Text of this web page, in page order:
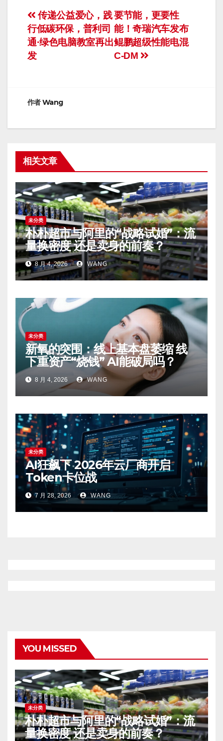
文
章
导
要节能，更要性
能！奇瑞汽车发布
鲲鹏超级性能电混
C-DM
传递公益爱心，践
行低碳环保，普利司
通·绿色电脑教室再出
发
作者Wang
相关文章
未分类
朴朴超市与阿里的“战略试婚”：流
量换密度 还是卖身的前奏？
8 月 4, 2026 WANG
未分类
新氧的突围：线上基本盘萎缩 线
下重资产“烧钱” AI能破局吗？
8 月 4, 2026 WANG
未分类
AI狂飙下 2026年云厂商开启
Token卡位战
7 月 28, 2026 WANG
YOU MISSED
未分类
朴朴超市与阿里的“战略试婚”：流
量换密度 还是卖身的前奏？